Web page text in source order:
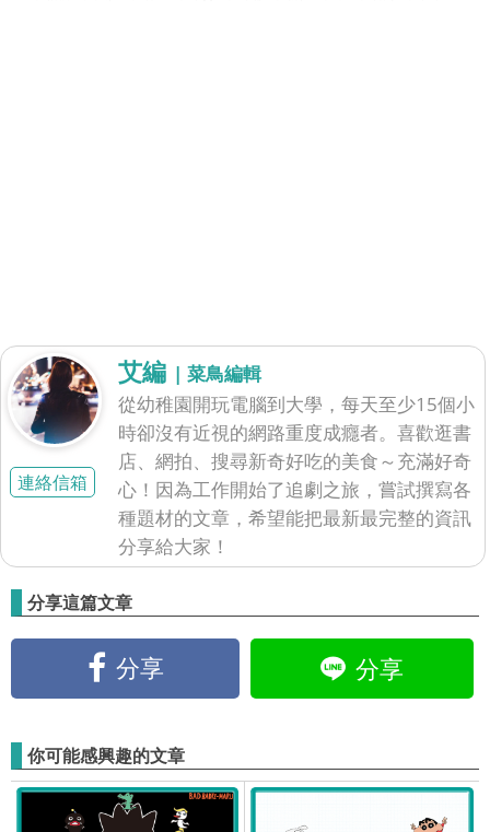
連絡信箱
艾編 | 菜鳥編輯
從幼稚園開玩電腦到大學，每天至少15個小
時卻沒有近視的網路重度成癮者。喜歡逛書
店、網拍、搜尋新奇好吃的美食～充滿好奇
心！因為工作開始了追劇之旅，嘗試撰寫各
種題材的文章，希望能把最新最完整的資訊
分享給大家！
分享這篇文章
分享 分享
你可能感興趣的文章